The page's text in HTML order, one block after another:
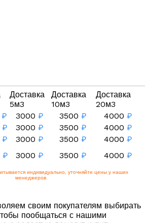
Доставка
5м3
Доставка
10м3
Доставка
20м3
₽ 3000 ₽ 3500 ₽ 4000 ₽
₽ 3000 ₽ 3500 ₽ 4000 ₽
₽ 3000 ₽ 3500 ₽ 4000 ₽
₽ 3000 ₽ 3500 ₽ 4000 ₽
индивидуально, уточняйте цены у наших
менеджеров.
своим покупателям выбирать
пообщаться с нашими